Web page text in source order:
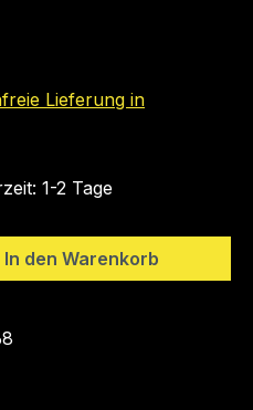
Lieferung in
1-2 Tage
den
In den Warenkorb